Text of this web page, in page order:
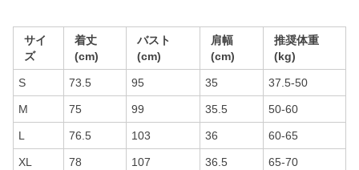
サイ
ズ
着丈
(cm)
バスト
(cm)
肩幅
(cm)
推奨体重
(kg)
S 73.5 95 35 37.5-50
M 75 99 35.5 50-60
L 76.5 103 36 60-65
XL 78 107 36.5 65-70